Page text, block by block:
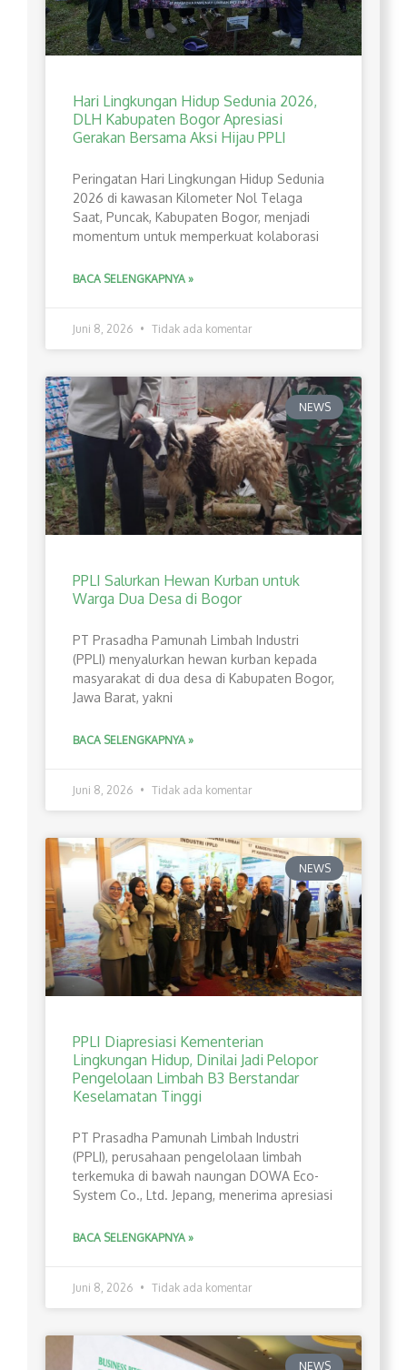
Hari Lingkungan Hidup Sedunia 2026,
DLH Kabupaten Bogor Apresiasi
Gerakan Bersama Aksi Hijau PPLI
Peringatan Hari Lingkungan Hidup Sedunia
2026 di kawasan Kilometer Nol Telaga
Saat, Puncak, Kabupaten Bogor, menjadi
momentum untuk memperkuat kolaborasi
BACA SELENGKAPNYA »
Juni 8, 2026 Tidak ada komentar
NEWS
PPLI Salurkan Hewan Kurban untuk
Warga Dua Desa di Bogor
PT Prasadha Pamunah Limbah Industri
(PPLI) menyalurkan hewan kurban kepada
masyarakat di dua desa di Kabupaten Bogor,
Jawa Barat, yakni
BACA SELENGKAPNYA »
Juni 8, 2026 Tidak ada komentar
NEWS
PPLI Diapresiasi Kementerian
Lingkungan Hidup, Dinilai Jadi Pelopor
Pengelolaan Limbah B3 Berstandar
Keselamatan Tinggi
PT Prasadha Pamunah Limbah Industri
(PPLI), perusahaan pengelolaan limbah
terkemuka di bawah naungan DOWA Eco-
System Co., Ltd. Jepang, menerima apresiasi
BACA SELENGKAPNYA »
Juni 8, 2026 Tidak ada komentar
NEWS